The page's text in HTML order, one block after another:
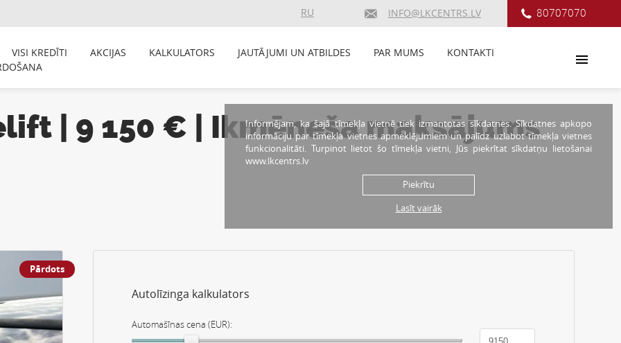
RU INFO@LKCENTRS.LV 80707070
VISI KREDĪTI AKCIJAS KALKULATORS JAUTĀJUMI UN ATBILDES PAR MUMS
KONTAKTI
| 9 150 € | Ikmēneša maksājums
Pārdots
Autolīzinga kalkulators
Automašīnas cena (EUR):
Informējam, ka šajā tīmekļa vietnē tiek izmantotas sīkdatnes. Sīkdatnes apkopo
informāciju par tīmekļa vietnes apmeklējumiem un palīdz uzlabot tīmekļa vietnes
funkcionalitāti. Turpinot lietot šo tīmekļa vietni, Jūs piekrītat sīkdatņu lietošanai
www.lkcentrs.lv
Piekrītu
Lasīt vairāk